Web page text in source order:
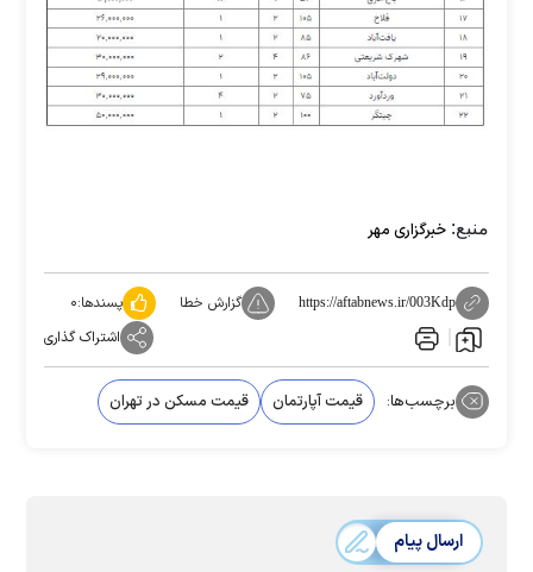
منبع: خبرگزاری مهر
https://aftabnews.ir/003Kdp گزارش خطا پسندها:۰
اشتراک گذاری
برچسب‌ها: قیمت آپارتمان قیمت مسکن در تهران
ارسال پیام